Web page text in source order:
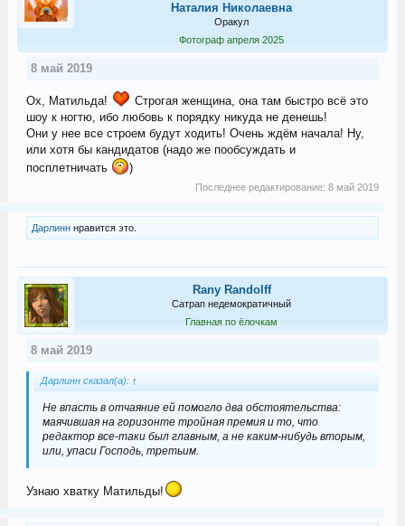
Наталия Николаевна
Оракул
Фотограф апреля 2025
8 май 2019
Ох, Матильда!
Строгая женщина, она там быстро всё это
шоу к ногтю, ибо любовь к порядку никуда не денешь!
Они у нее все строем будут ходить! Очень ждём начала! Ну,
или хотя бы кандидатов (надо же пообсуждать и
посплетничать
)
Последнее редактирование:8 май 2019
Дарлинннравится это.
Rany Randolff
Сатрап недемократичный
Главная по ёлочкам
8 май 2019
Дарлинн сказал(а): ↑
Не впасть в отчаяние ей помогло два обстоятельства:
маячившая на горизонте тройная премия и то, что
редактор все-таки был главным, а не каким-нибудь вторым,
или, упаси Господь, третьим.
Узнаю хватку Матильды!